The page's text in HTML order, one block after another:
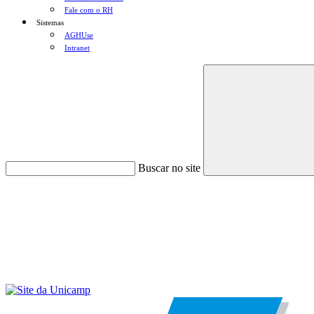
Fale com o RH
Sistemas
AGHUse
Intranet
Buscar no site